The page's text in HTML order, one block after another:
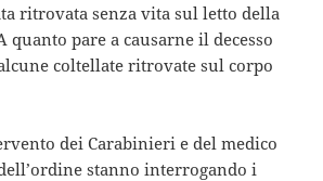
ritrovata senza vita sul letto della
quanto pare a causarne il decesso
coltellate ritrovate sul corpo
dei Carabinieri e del medico
stanno interrogando i